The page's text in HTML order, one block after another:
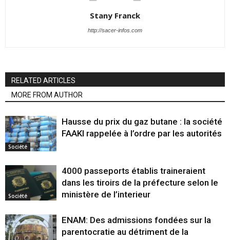
Stany Franck
http://sacer-infos.com
RELATED ARTICLES
MORE FROM AUTHOR
Société
Hausse du prix du gaz butane : la société
FAAKI rappelée à l’ordre par les autorités
Société
4000 passeports établis traineraient
dans les tiroirs de la préfecture selon le
ministère de l’interieur
ENAM: Des admissions fondées sur la
parentocratie au détriment de la